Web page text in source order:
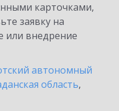
карточками,
заявку на
или внедрение
автономный
область,